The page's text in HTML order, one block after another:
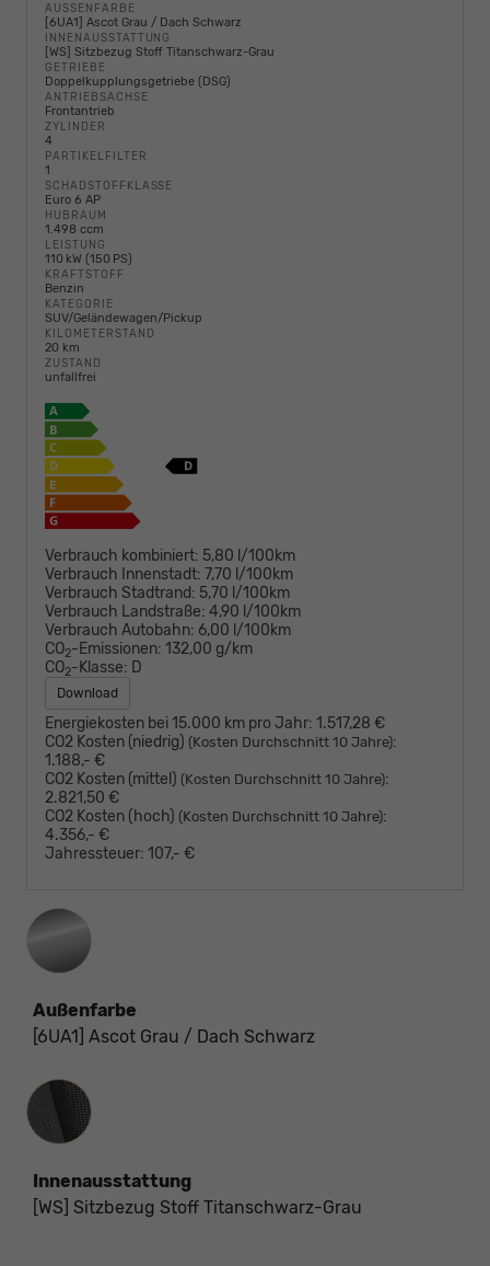
AUSSENFARBE
[6UA1] Ascot Grau / Dach Schwarz
INNENAUSSTATTUNG
[WS] Sitzbezug Stoff Titanschwarz-Grau
GETRIEBE
Doppelkupplungsgetriebe (DSG)
ANTRIEBSACHSE
Frontantrieb
ZYLINDER
4
PARTIKELFILTER
1
SCHADSTOFFKLASSE
Euro 6 AP
HUBRAUM
1.498 ccm
LEISTUNG
110 kW (150 PS)
KRAFTSTOFF
Benzin
KATEGORIE
SUV/Geländewagen/Pickup
KILOMETERSTAND
20 km
ZUSTAND
unfallfrei
Verbrauch kombiniert: 5,80 l/100km
Verbrauch Innenstadt: 7,70 l/100km
Verbrauch Stadtrand: 5,70 l/100km
Verbrauch Landstraße: 4,90 l/100km
Verbrauch Autobahn: 6,00 l/100km
CO2-Emissionen: 132,00 g/km
CO2-Klasse: D
Download
Energiekosten bei 15.000 km pro Jahr: 1.517,28 €
CO2 Kosten (niedrig) (Kosten Durchschnitt 10 Jahre):
1.188,- €
CO2 Kosten (mittel) (Kosten Durchschnitt 10 Jahre):
2.821,50 €
CO2 Kosten (hoch) (Kosten Durchschnitt 10 Jahre):
4.356,- €
Jahressteuer: 107,- €
Außenfarbe
[6UA1] Ascot Grau / Dach Schwarz
Innenausstattung
Innenausstattung
[WS] Sitzbezug Stoff Titanschwarz-Grau